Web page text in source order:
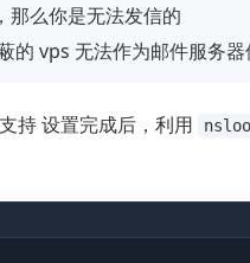
那么你是无法发信的
vps 无法作为邮件服务
持 设置完成后，利用